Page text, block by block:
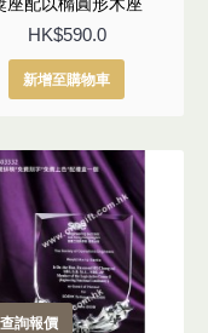
座配以橢圓形木座
HK$590.0
新增至購物車
查詢報價